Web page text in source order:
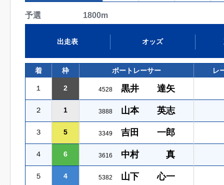
予選 1800m
出走表 オッズ
着 枠 ボートレーサー レ
１ 2 4528 黒井 達矢
２ 1 3888 山本 英志
３ 5 3349 吉田 一郎
４ 6 3616 中村 真
５ 4 5382 山下 心一